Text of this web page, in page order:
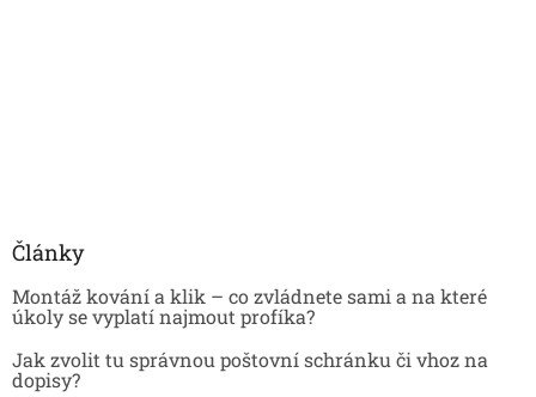
Články
Montáž kování a klik – co zvládnete sami a na které
úkoly se vyplatí najmout profíka?
Jak zvolit tu správnou poštovní schránku či vhoz na
dopisy?